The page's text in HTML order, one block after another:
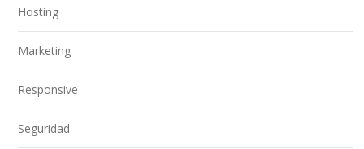
Hosting
Marketing
Responsive
Seguridad